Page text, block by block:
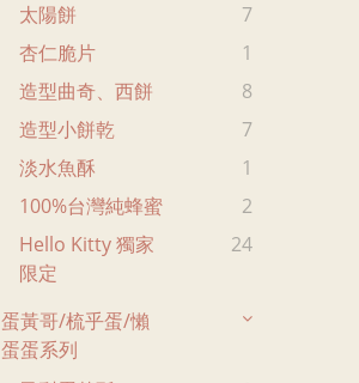
太陽餅
7
杏仁脆片
1
造型曲奇、西餅
8
造型小餅乾
7
淡水魚酥
1
100%台灣純蜂蜜
2
Hello Kitty 獨家
限定
24
蛋黃哥/梳乎蛋/懶
蛋蛋系列